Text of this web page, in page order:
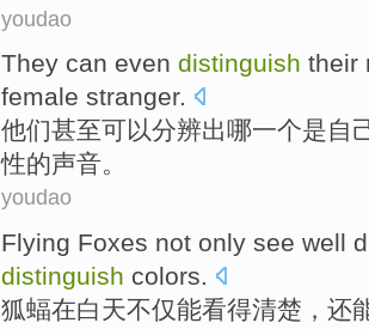
youdao
They can even distinguish their
female stranger.
他们甚至可以分辨出哪一个是自
性的声音。
youdao
Flying Foxes not only see well
distinguish colors.
狐蝠在白天不仅能看得清楚 ， 还